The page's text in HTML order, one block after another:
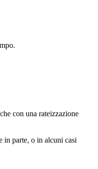
con una rateizzazione
in parte, o in alcuni casi